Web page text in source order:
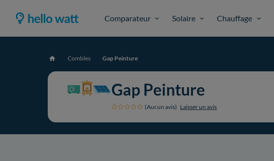
Comparateur Solaire Chauffage
Accueil Combles Gap Peinture
Gap Peinture
(Aucun avis) Laisser un avis